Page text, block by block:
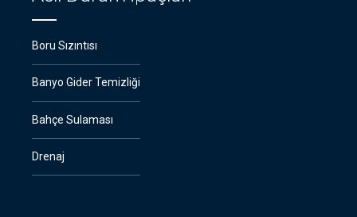
Boru Sızıntısı
Banyo Gider Temizliği
Bahçe Sulaması
Drenaj